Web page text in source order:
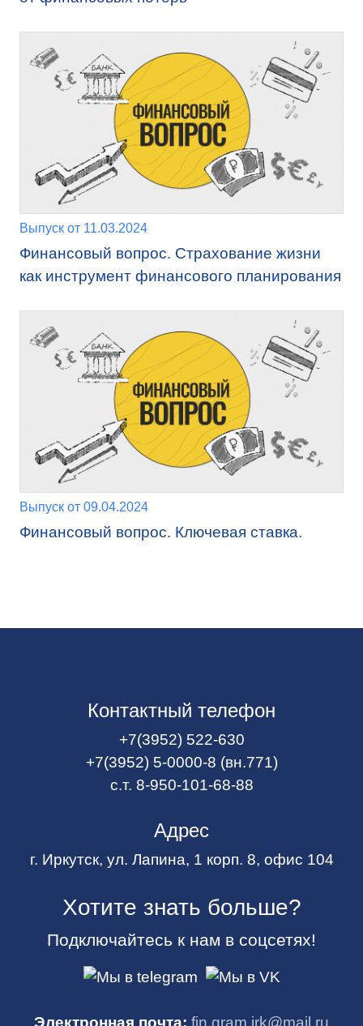
Выпуск от 11.03.2024
Финансовый вопрос. Страхование жизни
как инструмент финансового планирования
Выпуск от 09.04.2024
Финансовый вопрос. Ключевая ставка.
Контактный телефон
+7(3952) 522-630
+7(3952) 5-0000-8 (вн.771)
с.т. 8-950-101-68-88
Адрес
г. Иркутск, ул. Лапина, 1 корп. 8, офис 104
Хотите знать больше?
Подключайтесь к нам в соцсетях!
Электронная почта: fin.gram.irk@mail.ru